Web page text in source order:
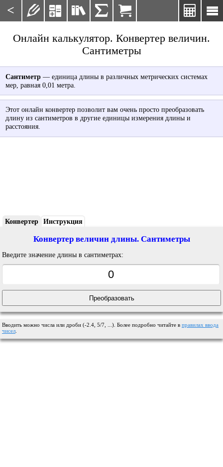
< 

    
Онлайн калькулятор. Конвертер величин.
Сантиметры
Сантиметр— единица длины в различных метрических системах
мер, равная 0,01 метра.
Этот онлайн конвертер позволит вам очень просто преобразовать
длину из сантиметров в другие единицы измерения длины и
расстояния.
Конвертер Инструкция
Конвертер величин длины. Сантиметры
Введите значение длины в сантиметрах:
Вводить можно числа или дроби (-2.4, 5/7, ...). Более подробно читайте в правилах ввода
чисел